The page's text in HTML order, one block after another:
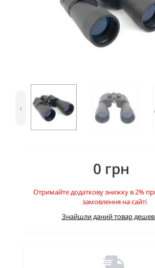
‹
0 грн
Отримайте додаткову знижку в 2%
замовлення на сайті
Знайшли даний товар